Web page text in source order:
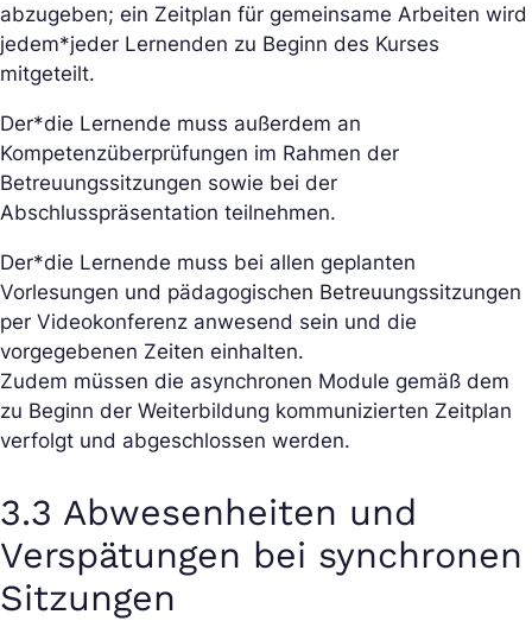
abzugeben; ein Zeitplan für gemeinsame Arbeiten wird
jedem*jeder Lernenden zu Beginn des Kurses
mitgeteilt.
Der*die Lernende muss außerdem an
Kompetenzüberprüfungen im Rahmen der
Betreuungssitzungen sowie bei der
Abschlusspräsentation teilnehmen.
Der*die Lernende muss bei allen geplanten
Vorlesungen und pädagogischen Betreuungssitzungen
per Videokonferenz anwesend sein und die
vorgegebenen Zeiten einhalten.
Zudem müssen die asynchronen Module gemäß dem
zu Beginn der Weiterbildung kommunizierten Zeitplan
verfolgt und abgeschlossen werden.
3.3 Abwesenheiten und
Verspätungen bei synchronen
Sitzungen